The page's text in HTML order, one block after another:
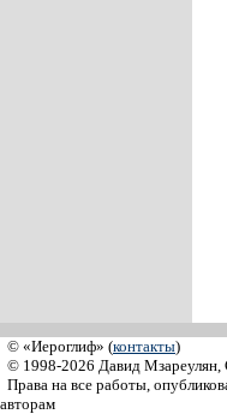
© «Иероглиф» (контакты)
© 1998-2026 Давид Мзареулян,
Права на все работы,
авторам